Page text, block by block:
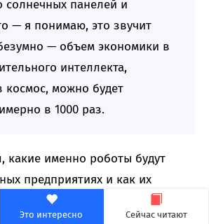
Это интересно Сейчас читают
солнечных панелей и
— я понимаю, это звучит
— объем экономики в
интеллекта,
космос, можно будет
в 1000 раз.
какие именно роботы будут
предприятиях и как их
доставлять — вероятно, для